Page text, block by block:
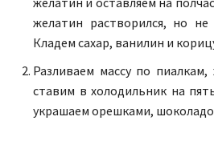
желатин растворился, но
Кладем сахар, ванилин и
Разливаем массу по
ставим в холодильник на
украшаем орешками,